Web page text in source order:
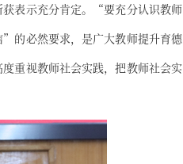
表示充分肯定。“要充分认识教师
的必然要求，是广大教师提升育德
重视教师社会实践，把教师社会实